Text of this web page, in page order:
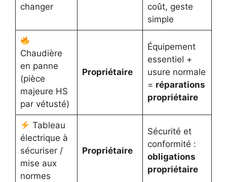
changer
coût, geste
simple
Chaudière
en panne
(pièce
majeure HS
par vétusté)
Propriétaire
Équipement
essentiel +
usure normale
= réparations
propriétaire
Tableau
électrique à
sécuriser /
mise aux
normes
Propriétaire
Sécurité et
conformité :
obligations
propriétaire